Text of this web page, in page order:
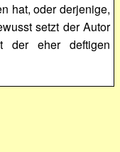
hat, oder derjenige,
setzt der Autor
der eher deftigen